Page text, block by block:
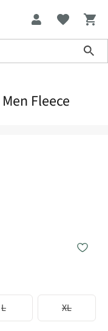
Fleece
L XL